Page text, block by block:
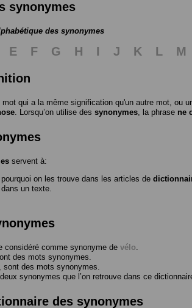
synonymes
des synonymes
E F G H I J K L M
mot qui a la même signification qu'un autre mot, ou
. Lorsqu’on utilise des synonymes , la phrase ne
servent à:
on les trouve dans les articles de
un texte.
considéré comme synonyme de vélo
des mots synonymes.
, sont des mots synonymes.
synonymes que l’on retrouve dans ce
des synonymes